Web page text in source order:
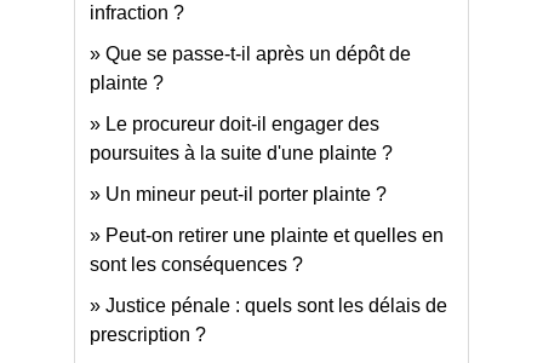
infraction ?
Que se passe-t-il après un dépôt de
plainte ?
Le procureur doit-il engager des
poursuites à la suite d'une plainte ?
Un mineur peut-il porter plainte ?
Peut-on retirer une plainte et quelles en
sont les conséquences ?
Justice pénale : quels sont les délais de
prescription ?